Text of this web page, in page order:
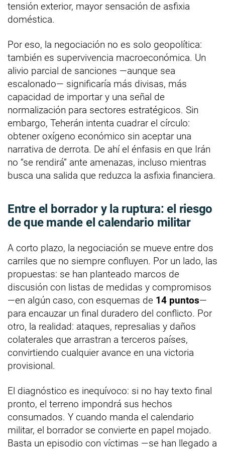
tensión exterior, mayor sensación de asfixia
doméstica.
Por eso, la negociación no es solo geopolítica:
también es supervivencia macroeconómica. Un
alivio parcial de sanciones —aunque sea
escalonado— significaría más divisas, más
capacidad de importar y una señal de
normalización para sectores estratégicos. Sin
embargo, Teherán intenta cuadrar el círculo:
obtener oxígeno económico sin aceptar una
narrativa de derrota. De ahí el énfasis en que Irán
no “se rendirá” ante amenazas, incluso mientras
busca una salida que reduzca la asfixia financiera.
Entre el borrador y la ruptura: el riesgo
de que mande el calendario militar
A corto plazo, la negociación se mueve entre dos
carriles que no siempre confluyen. Por un lado, las
propuestas: se han planteado marcos de
discusión con listas de medidas y compromisos
—en algún caso, con esquemas de 14 puntos—
para encauzar un final duradero del conflicto. Por
otro, la realidad: ataques, represalias y daños
colaterales que arrastran a terceros países,
convirtiendo cualquier avance en una victoria
provisional.
El diagnóstico es inequívoco: si no hay texto final
pronto, el terreno impondrá sus hechos
consumados. Y cuando manda el calendario
militar, el borrador se convierte en papel mojado.
Basta un episodio con víctimas —se han llegado a